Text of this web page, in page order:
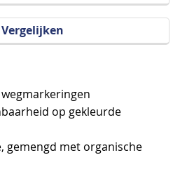
Vergelijken
op gekleurde
gemengd met organische